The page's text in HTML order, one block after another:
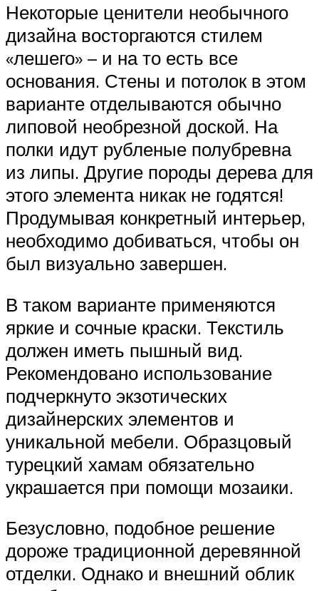
Некоторые ценители необычного
дизайна восторгаются стилем
«лешего» – и на то есть все
основания. Стены и потолок в этом
варианте отделываются обычно
липовой необрезной доской. На
полки идут рубленые полубревна
из липы. Другие породы дерева для
этого элемента никак не годятся!
Продумывая конкретный интерьер,
необходимо добиваться, чтобы он
был визуально завершен.
В таком варианте применяются
яркие и сочные краски. Текстиль
должен иметь пышный вид.
Рекомендовано использование
подчеркнуто экзотических
дизайнерских элементов и
уникальной мебели. Образцовый
турецкий хамам обязательно
украшается при помощи мозаики.
Безусловно, подобное решение
дороже традиционной деревянной
отделки. Однако и внешний облик